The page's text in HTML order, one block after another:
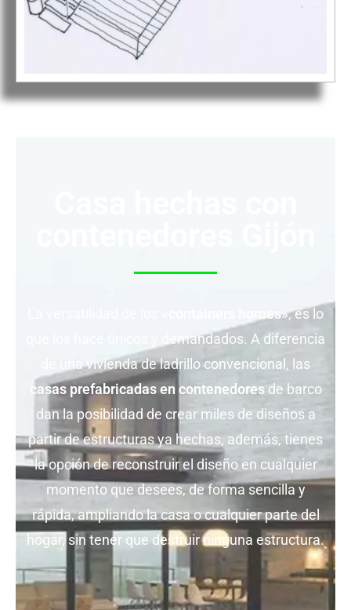
«containers homes», es lo
que los hace únicos y demandados. A diferencia
de una vivienda de ladrillo convencional, las
casas prefabricadas en contenedoresde barco
dan la posibilidad de crear miles de diseños a
partir de estructuras ya hechas, además, tienes
la opción de reconstruir el diseño en cualquier
momento que desees, de forma sencilla y
rápida, ampliando la casa o cualquier parte del
hogar, sin tener que destruir ninguna estructura.